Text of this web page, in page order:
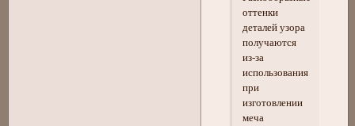
оттенки
деталей узора
получаются
из-за
использования
при
изготовлении
меча